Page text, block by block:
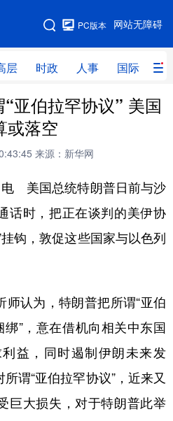
网站无障碍
PC版本
层 时政 人事 国际 财
站地图
时政 人事
网评
量子 体育
健康 军事
信息化 数字经济
时尚 悦读
亚伯拉罕协议” 美国
或落空
来源：新华网
美国总统特朗普日前与沙
话时，把正在谈判的美伊协
钩，敦促这些国家与以色列
认为，特朗普把所谓“亚伯
绑”，意在借机向相关中东国
益，同时遏制伊朗未来发
谓“亚伯拉罕协议”，近来又
巨大损失，对于特朗普此举